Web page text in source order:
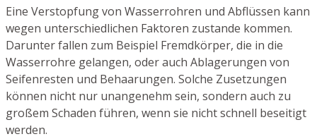
Eine Verstopfung von Wasserrohren und Abflüssen kann
wegen unterschiedlichen Faktoren zustande kommen.
Darunter fallen zum Beispiel Fremdkörper, die in die
Wasserrohre gelangen, oder auch Ablagerungen von
Seifenresten und Behaarungen. Solche Zusetzungen
können nicht nur unangenehm sein, sondern auch zu
großem Schaden führen, wenn sie nicht schnell beseitigt
werden.